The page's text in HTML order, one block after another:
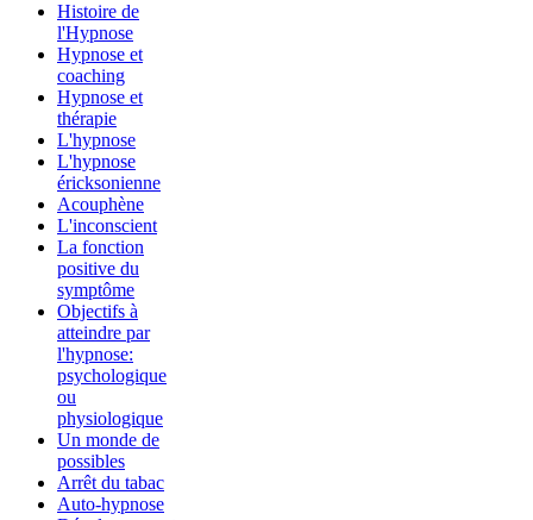
Histoire de
l'Hypnose
Hypnose et
coaching
Hypnose et
thérapie
L'hypnose
L'hypnose
éricksonienne
Acouphène
L'inconscient
La fonction
positive du
symptôme
Objectifs à
atteindre par
l'hypnose:
psychologique
ou
physiologique
Un monde de
possibles
Arrêt du tabac
Auto-hypnose